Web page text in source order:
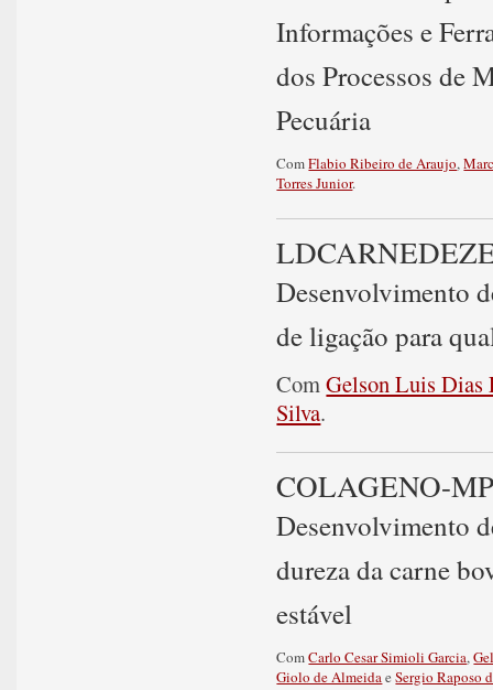
Informações e
dos Processos de
Pecuária
ComFlabio Ribeiro de Araujo,
Torres Junior.
Desenvolvimento
de ligação para
ComGelson Luis Dias
Silva.
COLAGENO-
Desenvolvimento
dureza da carne
estável
ComCarlo Cesar Simioli Garcia,
Giolo de AlmeidaeSergio Raposo